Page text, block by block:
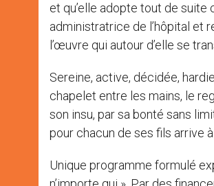
et qu’elle adopte tout de suite
administratrice de l’hôpital et
l’œuvre qui autour d’elle se
Sereine, active, décidée,
chapelet entre les mains, le
son insu, par sa bonté sans
pour chacun de ses fils arrive à
Unique programme formulé